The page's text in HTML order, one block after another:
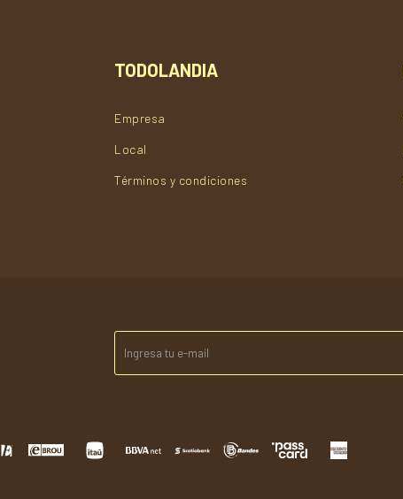
TODOLANDIA
Empresa
Local
Términos y condiciones